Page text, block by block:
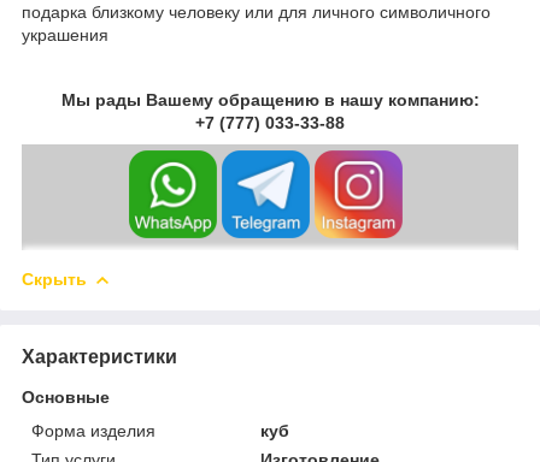
подарка близкому человеку или для личного символичного
украшения
Мы рады Вашему обращению в нашу компанию:
+7 (777) 033-33-88
Скрыть
Характеристики
Основные
Форма изделия
куб